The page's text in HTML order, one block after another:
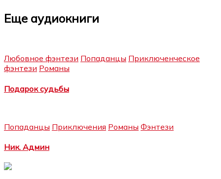
Еще аудиокниги
Любовное фэнтези Попаданцы Приключенческое
фэнтези Романы
Подарок судьбы
Попаданцы Приключения Романы Фэнтези
Ник. Админ